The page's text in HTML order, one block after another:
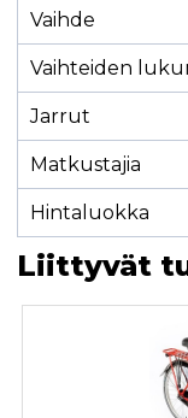
Vaihde
Vaihteiden
Jarrut
Matkustajia
Hintaluokka
Liittyvät